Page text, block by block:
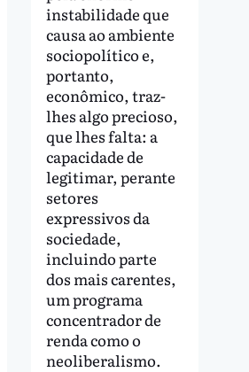
instabilidade que
causa ao ambiente
sociopolítico e,
portanto,
econômico, traz-
lhes algo precioso,
que lhes falta: a
capacidade de
legitimar, perante
setores
expressivos da
sociedade,
incluindo parte
dos mais carentes,
um programa
concentrador de
renda como o
neoliberalismo.